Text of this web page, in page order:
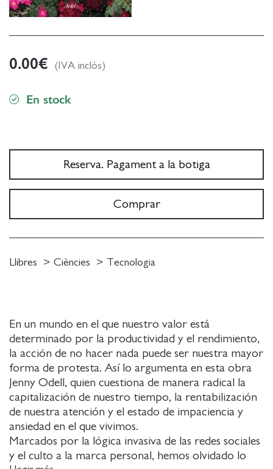
En un mundo en el que nuestro valor está
determinado por la productividad y el rendimiento,
la acción de no hacer nada puede ser nuestra mayor
forma de protesta. Así lo argumenta en esta obra
Jenny Odell, quien cuestiona de manera radical la
capitalización de nuestro tiempo, la rentabilización
de nuestra atención y el estado de impaciencia y
ansiedad en el que vivimos.
Marcados por la lógica invasiva de las redes sociales
y el culto a la marca personal, hemos olvidado lo
0.00€ (IVA inclòs)
En stock
Reserva. Pagament a la botiga
Comprar
Llibres Ciències Tecnologia